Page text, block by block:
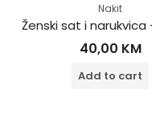
Nakit
40,00 KM
Add to cart